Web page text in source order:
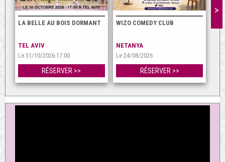
LA BELLE AU BOIS DORMANT
TEL AVIV
Le 31/10/2026-17:00
RÉSERVER >>
WIZO COMEDY CLUB
NETANYA
Le 24/08/2026
RÉSERVER >>
>